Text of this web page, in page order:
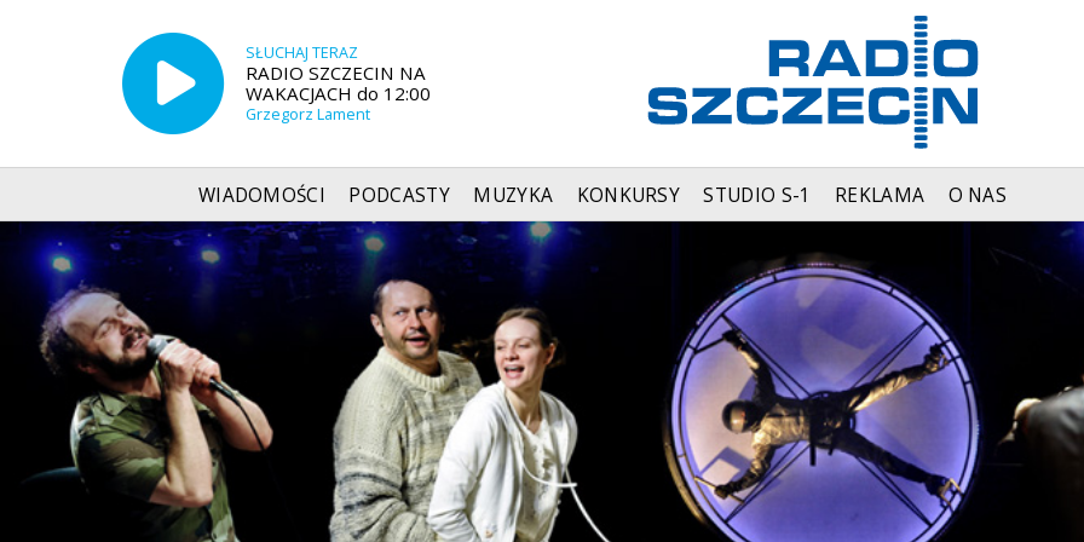
SŁUCHAJ TERAZ
RADIO SZCZECIN NA
WAKACJACH do 12:00
Grzegorz Lament
WIADOMOŚCI PODCASTY MUZYKA KONKURSY STUDIO S-1 REKLAMA O NAS